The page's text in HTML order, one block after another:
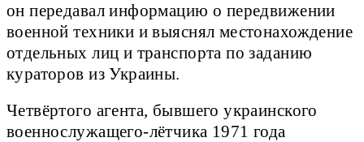
он передавал информацию о передвижении
военной техники и выяснял местонахождение
отдельных лиц и транспорта по заданию
кураторов из Украины.
Четвёртого агента, бывшего украинского
военнослужащего-лётчика 1971 года